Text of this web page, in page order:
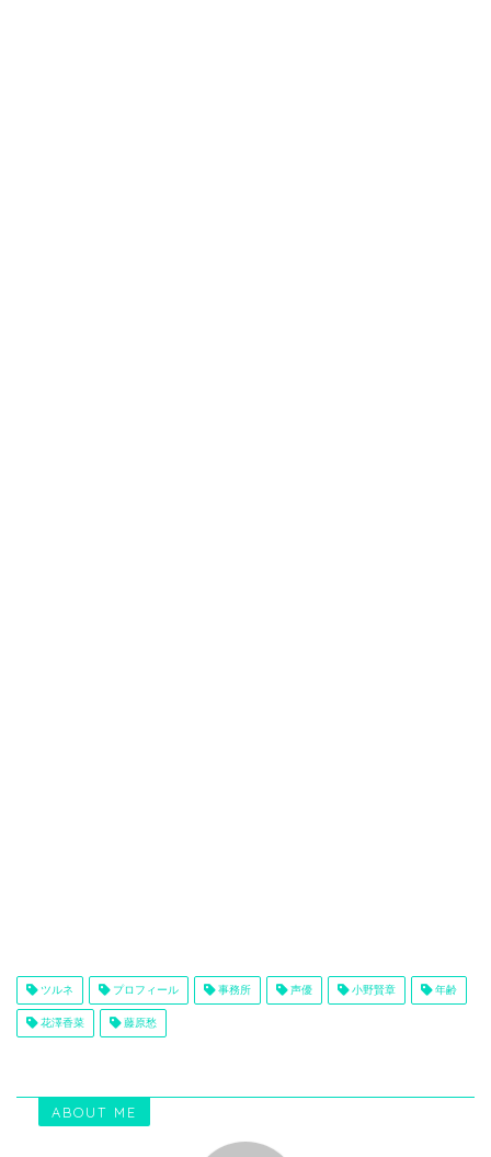
ツルネ プロフィール 事務所 声優 小野賢章 年齢
花澤香菜 藤原愁
ABOUT ME